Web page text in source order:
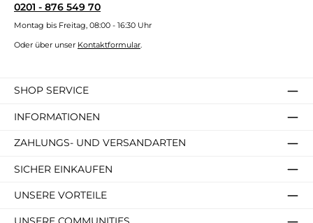
0201 - 876 549 70
Montag bis Freitag, 08:00 - 16:30 Uhr
Oder über unser Kontaktformular.
SHOP SERVICE
INFORMATIONEN
ZAHLUNGS- UND VERSANDARTEN
SICHER EINKAUFEN
UNSERE VORTEILE